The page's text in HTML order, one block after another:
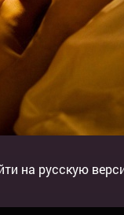
на русскую